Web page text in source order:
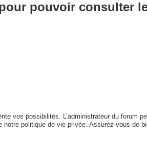
pouvoir consulter
vos possibilités. L’administrateur du forum
politique de vie privée. Assurez-vous de